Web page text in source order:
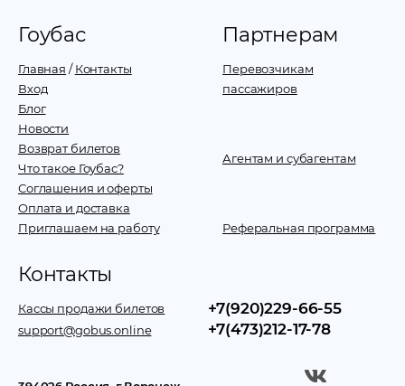
Гоубас
Главная /Контакты
Вход
Блог
Новости
Возврат билетов
Что такое Гоубас?
Соглашения и оферты
Оплата и доставка
Приглашаем на работу
Партнерам
Перевозчикам
пассажиров
Агентам и субагентам
Реферальная программа
Контакты
Кассы продажи билетов
support@gobus.online
+7(920)229-66-55
+7(473)212-17-78